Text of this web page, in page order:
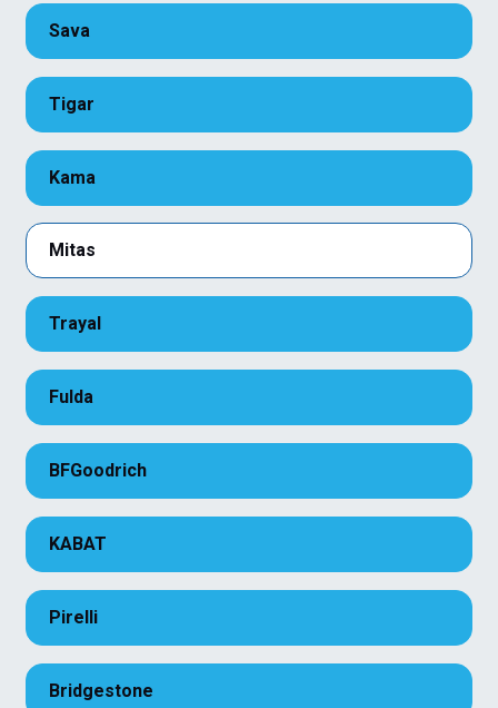
Sava
Tigar
Kama
Mitas
Trayal
Fulda
BFGoodrich
KABAT
Pirelli
Bridgestone